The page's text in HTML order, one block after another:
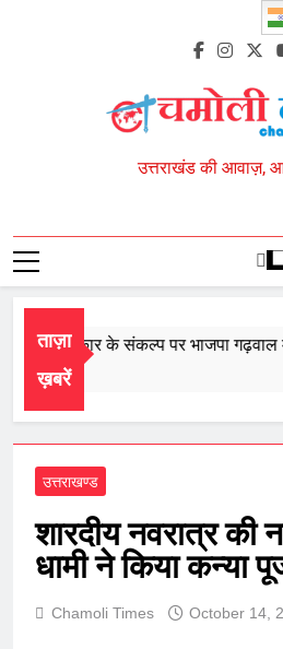
Chamoli
उत्तराखंड की आवाज़,
ताज़ा
ख़बरें
बार सरकार के संकल्प पर भाजपा गढ़वाल
8, 2026
उत्तराखण्ड
शारदीय नवरात्र की
धामी ने किया कन्या
Chamoli Times October 14,